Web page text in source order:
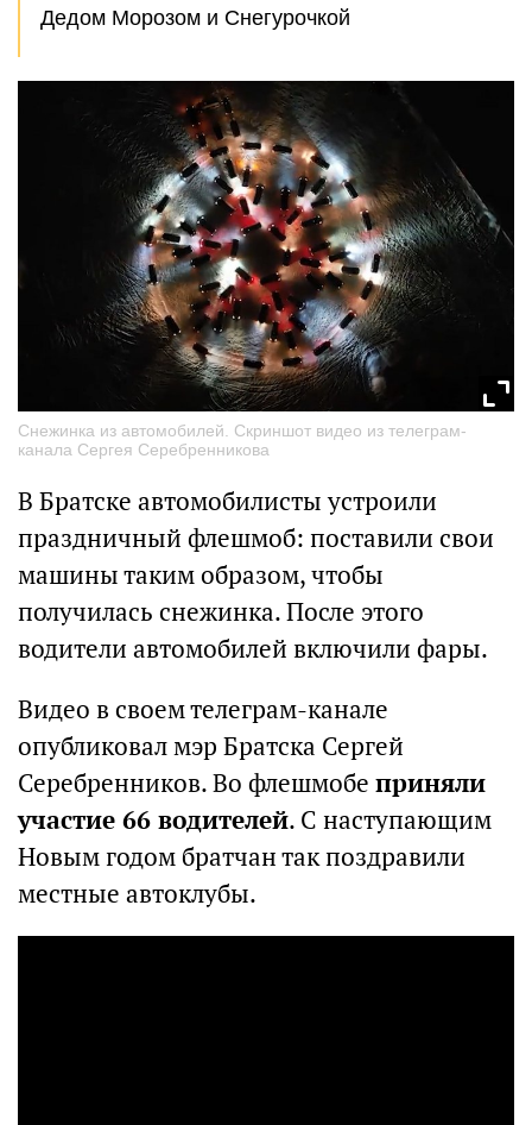
Дедом Морозом и Снегурочкой
Снежинка из автомобилей. Скриншот видео из телеграм-
канала Сергея Серебренникова
В Братске автомобилисты устроили
праздничный флешмоб: поставили свои
машины таким образом, чтобы
получилась снежинка. После этого
водители автомобилей включили фары.
Видео в своем телеграм-канале
опубликовал мэр Братска Сергей
Серебренников. Во флешмобе приняли
участие 66 водителей. С наступающим
Новым годом братчан так поздравили
местные автоклубы.